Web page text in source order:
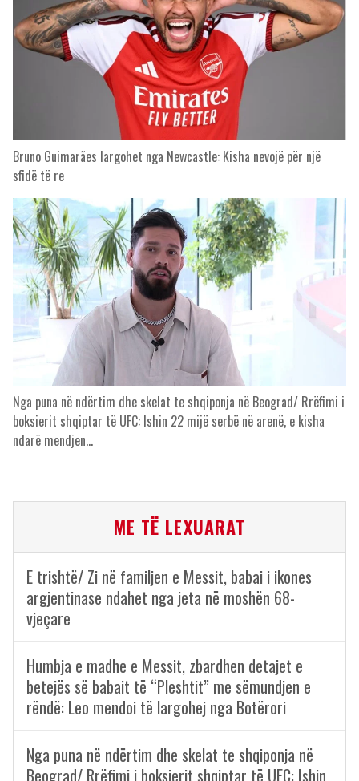
Bruno Guimarães largohet nga Newcastle: Kisha nevojë për një
sfidë të re
Nga puna në ndërtim dhe skelat te shqiponja në Beograd/ Rrëfimi i
boksierit shqiptar të UFC: Ishin 22 mijë serbë në arenë, e kisha
ndarë mendjen…
ME TË LEXUARAT
E trishtë/ Zi në familjen e Messit, babai i ikones
argjentinase ndahet nga jeta në moshën 68-
vjeçare
Humbja e madhe e Messit, zbardhen detajet e
betejës së babait të “Pleshtit” me sëmundjen e
rëndë: Leo mendoi të largohej nga Botërori
Nga puna në ndërtim dhe skelat te shqiponja në
Beograd/ Rrëfimi i boksierit shqiptar të UFC: Ishin